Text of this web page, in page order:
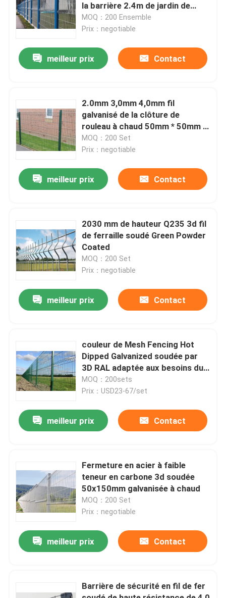
Maison
Vidéos
À propos de nous
Contrôle de qualité
Contactez-nous
clôture de maillage de soudure
la barrière 2.4m de jardin de
Q235 3D
MOQ：200 Ensemble
Prix：negotiable
meilleur prix Contact
2.0mm 3,0mm 4,0mm fil
galvanisé de la clôture de
rouleau à chaud 50mm * 50mm 2
* 2
MOQ：200 Set
Prix：negotiable
meilleur prix Contact
2030 mm de hauteur Q235 3d fil
de ferraille soudé Green Powder
Coated
MOQ：200 Set
Prix：negotiable
meilleur prix Contact
couleur de Mesh Fencing Hot
Dipped Galvanized soudée par
3D RAL adaptée aux besoins du
client
MOQ：200sets
Prix：USD23-67/set
meilleur prix Contact
Fermeture en acier à faible
teneur en carbone 3d soudée
50x150mm galvanisée à chaud
MOQ：200 Set
Prix：negotiable
meilleur prix Contact
Barrière de sécurité en fil de fer